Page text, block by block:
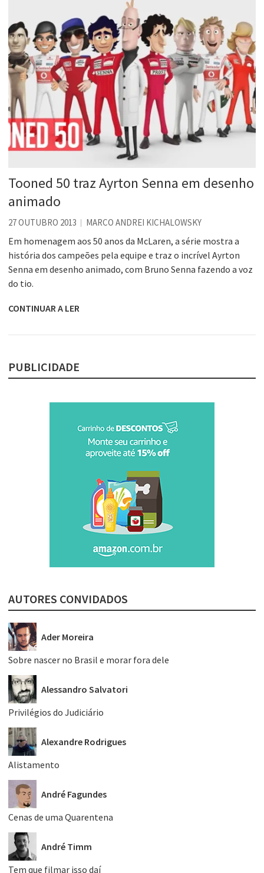
Os causos de Jorge Luis Borges
Voto obrigatório é correto?
Se queres salvar o mundo, o veganismo não é a resposta
Tooned 50 traz Ayrton Senna em desenho
animado
27 OUTUBRO 2013 MARCO ANDREI KICHALOWSKY
Em homenagem aos 50 anos da McLaren, a série mostra a
história dos campeões pela equipe e traz o incrível Ayrton
Senna em desenho animado, com Bruno Senna fazendo a voz
do tio.
CONTINUAR A LER
PUBLICIDADE
AUTORES CONVIDADOS
Ader Moreira
Sobre nascer no Brasil e morar fora dele
Alessandro Salvatori
Privilégios do Judiciário
Alexandre Rodrigues
Alistamento
André Fagundes
Cenas de uma Quarentena
André Timm
Tem que filmar isso daí